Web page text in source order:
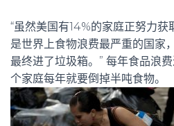
“虽然美国有14%的家庭正努力
是世界上食物浪费最严重的国家
最终进了垃圾箱。” 每年食品浪
个家庭每年就要倒掉半吨食物。